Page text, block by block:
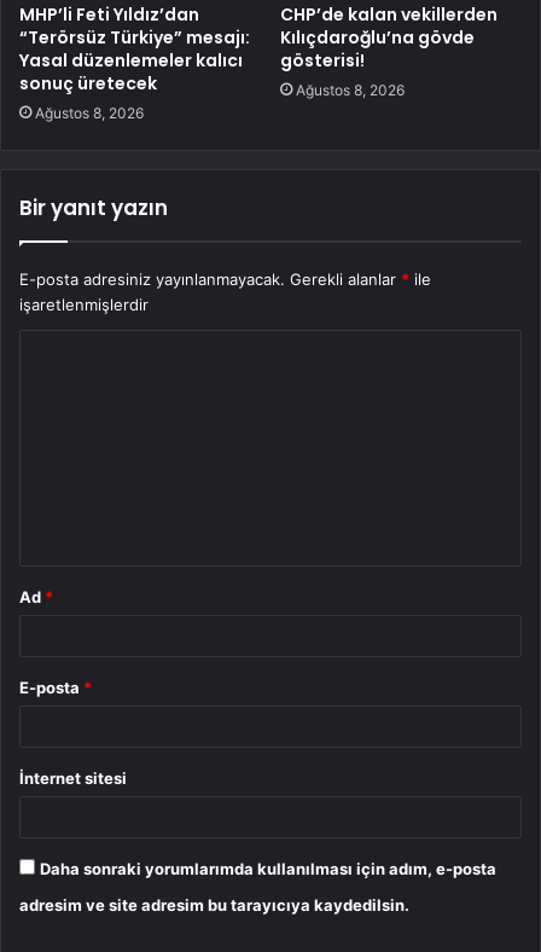
MHP’li Feti Yıldız’dan
“Terörsüz Türkiye” mesajı:
Yasal düzenlemeler kalıcı
sonuç üretecek
Ağustos 8, 2026
CHP’de kalan vekillerden
Kılıçdaroğlu’na gövde
gösterisi!
Ağustos 8, 2026
Bir yanıt yazın
E-posta adresiniz yayınlanmayacak. Gerekli alanlar * ile
işaretlenmişlerdir
Ad *
E-posta *
İnternet sitesi
Daha sonraki yorumlarımda kullanılması için adım, e-posta
adresim ve site adresim bu tarayıcıya kaydedilsin.